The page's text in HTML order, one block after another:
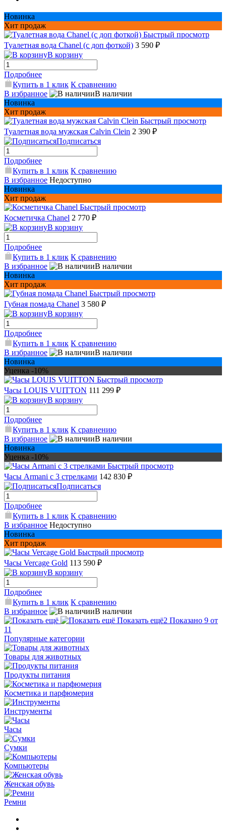
Новинка
Хит продаж
Быстрый просмотр
Туалетная вода Chanel (с доп фоткой) 3 590 ₽
В корзину
Подробнее
Купить в 1 клик К сравнению
В избранное
В наличии
Новинка
Хит продаж
Быстрый просмотр
Туалетная вода мужская Сalvin Сlein 2 390 ₽
Подписаться
Подробнее
Купить в 1 клик К сравнению
В избранное Недоступно
Новинка
Хит продаж
Быстрый просмотр
Косметичка Chanel 2 770 ₽
В корзину
Подробнее
Купить в 1 клик К сравнению
В избранное
В наличии
Новинка
Хит продаж
Быстрый просмотр
Губная помада Chanel 3 580 ₽
В корзину
Подробнее
Купить в 1 клик К сравнению
В избранное
В наличии
Новинка
Уценка -10%
Быстрый просмотр
Часы LOUIS VUITTON 111 299 ₽
В корзину
Подробнее
Купить в 1 клик К сравнению
В избранное
В наличии
Новинка
Уценка -10%
Быстрый просмотр
Часы Armani с 3 стрелками 142 830 ₽
Подписаться
Подробнее
Купить в 1 клик К сравнению
В избранное Недоступно
Новинка
Хит продаж
Быстрый просмотр
Часы Vercage Gold 113 590 ₽
В корзину
Подробнее
Купить в 1 клик К сравнению
В избранное
В наличии
Показать ещё2 Показано 9 от
11
Популярные категории
Товары для животных
Продукты питания
Косметика и парфюмерия
Инструменты
Часы
Сумки
Компьютеры
Женская обувь
Ремни